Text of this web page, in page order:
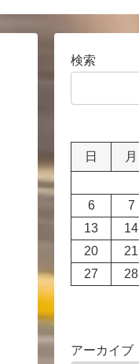
検索
日
月
6
7
13
14
20
21
27
28
アーカイブ